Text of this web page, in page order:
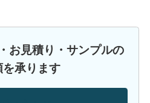
お見積り・サンプルの
を承ります